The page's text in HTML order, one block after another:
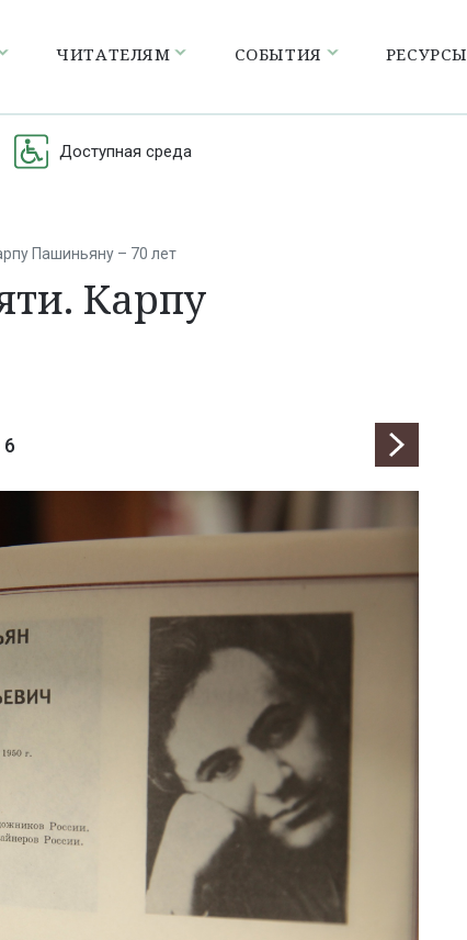
ЧИТАТЕЛЯМ СОБЫТИЯ РЕСУРСЫ
Доступная среда
Пашиньяну – 70 лет
Карпу
6